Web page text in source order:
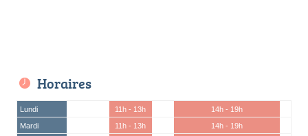
Horaires
Lundi 11h - 13h
14h - 19h
Mardi
11h - 13h
14h - 19h